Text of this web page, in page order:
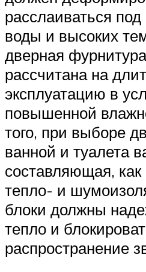
расслаиваться
воды и высоких
дверная
рассчитана на
эксплуатацию в
повышенной
того, при выборе
ванной и туалета
составляющая, как
тепло- и
блоки должны
тепло и
распространение